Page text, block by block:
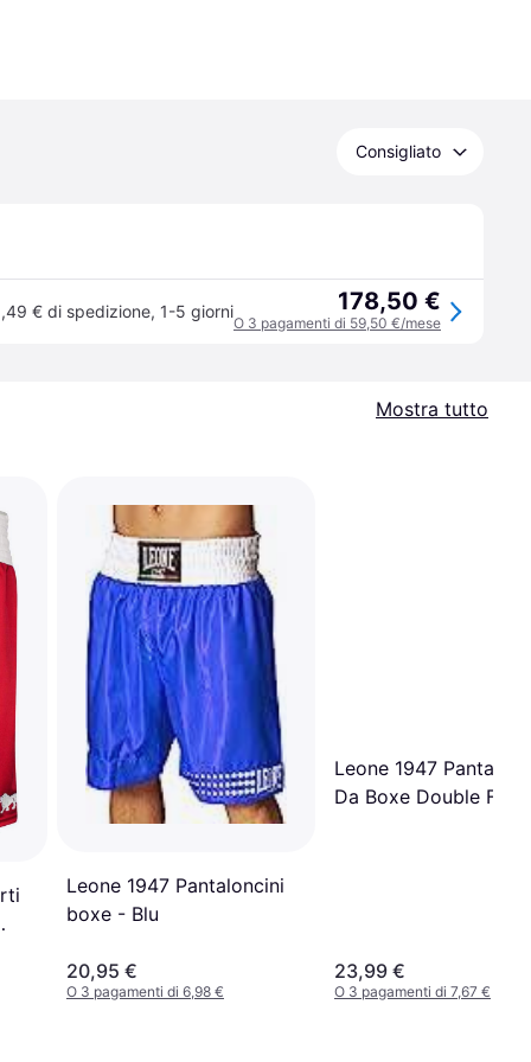
Consigliato
€ di spedizione, 1-5 giorni 178,50 €
O 3 pagamenti di 59,50 €/mese
Mostra tutto
Leone 1947 Pantaloncini
boxe - Blu
20,95 €
O 3 pagamenti di 6,98 €
Leone 1947
Da Boxe Double Face
23,99 €
O 3 pagamenti di 7,67 €